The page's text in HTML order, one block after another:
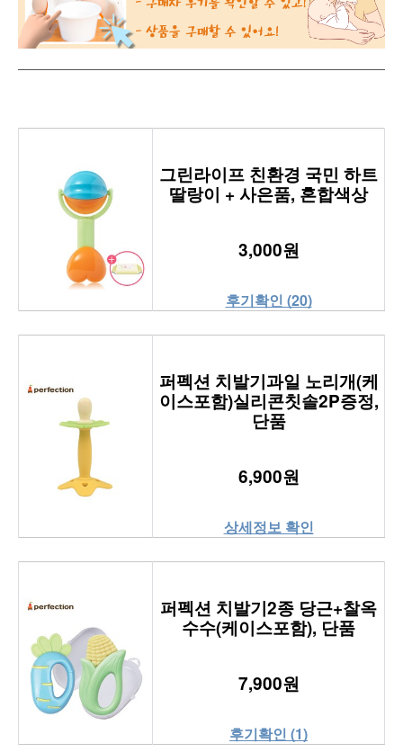
그린라이프 친환경 국민 하트
딸랑이 + 사은품, 혼합색상
3,000원
후기확인 (20)
퍼펙션 치발기과일 노리개(케
이스포함)실리콘칫솔2P증정,
단품
6,900원
상세정보 확인
퍼펙션 치발기2종 당근+찰옥
수수(케이스포함), 단품
7,900원
후기확인 (1)